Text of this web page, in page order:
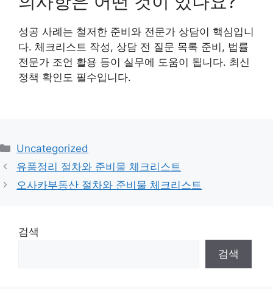
성공 사례는 철저한 준비와 전문가 상담이 핵심입니
다. 체크리스트 작성, 상담 전 질문 목록 준비, 법률
전문가 조언 활용 등이 실무에 도움이 됩니다. 최신
정책 확인도 필수입니다.
카
테
리
Uncategorized
유품정리 절차와 준비물 체크리스트
오사카부동산 절차와 준비물 체크리스트
검색
검색